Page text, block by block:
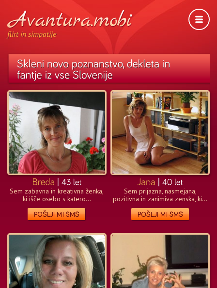
flirt in simpatije
Sem zabavna in kreativna ženka,
ki išče osebo s katero...
Sem prijazna, nasmejana,
pozitivna in zanimiva zenska, ki...